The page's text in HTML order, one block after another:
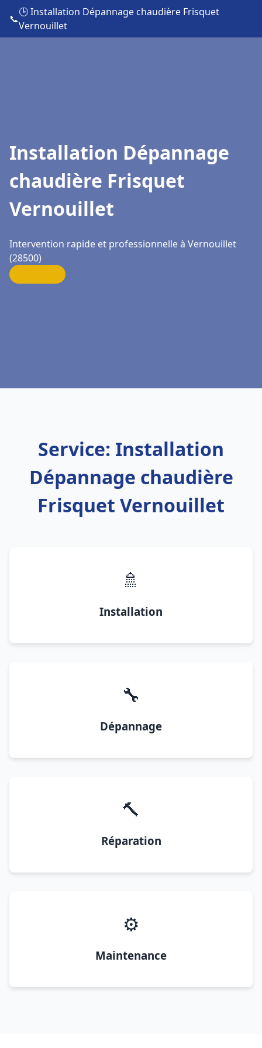
📞
🕒 Installation Dépannage chaudière Frisquet
Vernouillet
Installation Dépannage
chaudière Frisquet
Vernouillet
Intervention rapide et professionnelle à Vernouillet
(28500)
Service: Installation
Dépannage chaudière
Frisquet Vernouillet
🚿
Installation
🔧
Dépannage
🔨
Réparation
⚙️
Maintenance